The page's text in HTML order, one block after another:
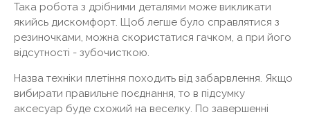
Така робота з дрібними деталями може викликати
якийсь дискомфорт. Щоб легше було справлятися з
резиночками, можна скористатися гачком, а при його
відсутності - зубочисткою.
Назва техніки плетіння походить від забарвлення. Якщо
вибирати правильне поєднання, то в підсумку
аксесуар буде схожий на веселку. По завершенні